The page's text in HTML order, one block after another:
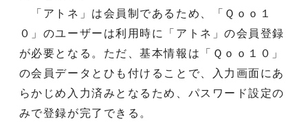
「アトネ」は会員制であるため、「Ｑｏｏ１
０」のユーザーは利用時に「アトネ」の会員登録
が必要となる。ただ、基本情報は「Ｑｏｏ１０」
の会員データとひも付けることで、入力画面にあ
らかじめ入力済みとなるため、パスワード設定の
みで登録が完了できる。